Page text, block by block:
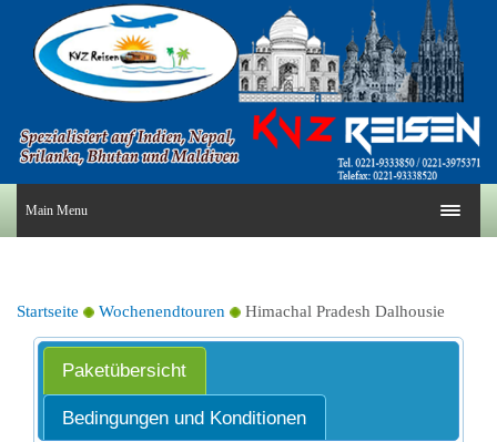
Main Menu
Startseite Wochenendtouren Himachal Pradesh Dalhousie
Paketübersicht
Bedingungen und Konditionen